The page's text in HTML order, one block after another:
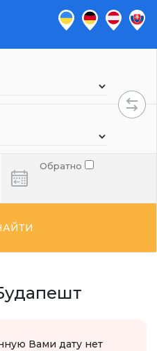
Обратно
Вами дату нет